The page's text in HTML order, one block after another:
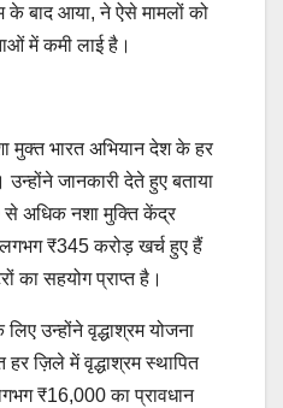
बाद आया, ने ऐसे मामलों को
में कमी लाई है।
मुक्त भारत अभियान देश के हर
जानकारी देते हुए बताया
अधिक नशा मुक्ति केंद्र
₹345 करोड़ खर्च हुए हैं
का सहयोग प्राप्त है।
उन्होंने वृद्धाश्रम योजना
ज़िले में वृद्धाश्रम स्थापित
₹16,000 का प्रावधान